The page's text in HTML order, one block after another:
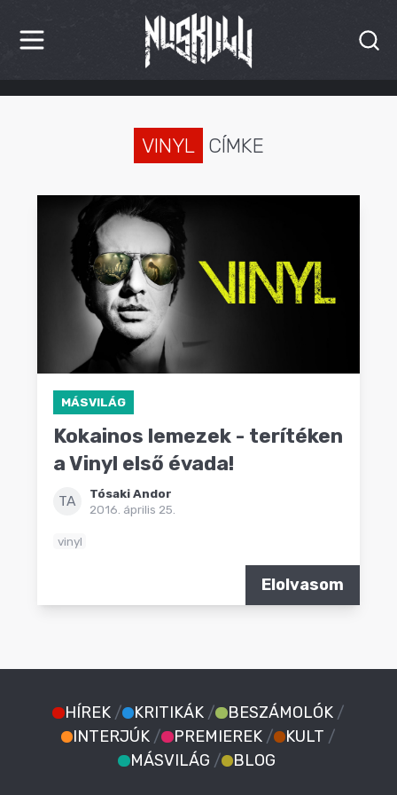
HÍREK
INTERJÚK
PREMIEREK
MÁSVILÁG
VINYL CÍMKE
MÁSVILÁG
Kokainos lemezek - terítéken
a Vinyl első évada!
TA
Tósaki Andor
2016. április 25.
vinyl
Elolvasom
HÍREK / KRITIKÁK / BESZÁMOLÓK /
INTERJÚK / PREMIEREK / KULT /
MÁSVILÁG / BLOG